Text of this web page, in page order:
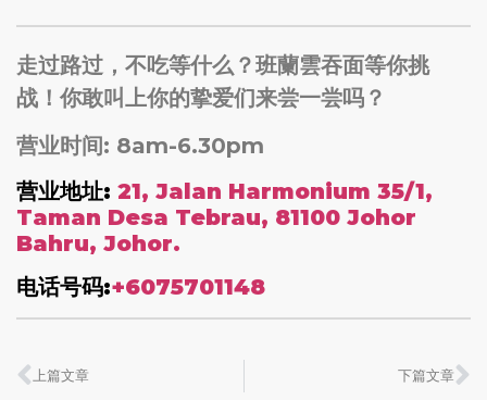
走过路过，不吃等什么？班蘭雲吞面等你挑
战！你敢叫上你的挚爱们来尝一尝吗？
营业时间: 8am-6.30pm
营业地址: 21, Jalan Harmonium 35/1,
Taman Desa Tebrau, 81100 Johor
Bahru, Johor.
电话号码:+6075701148
上篇文章 下篇文章